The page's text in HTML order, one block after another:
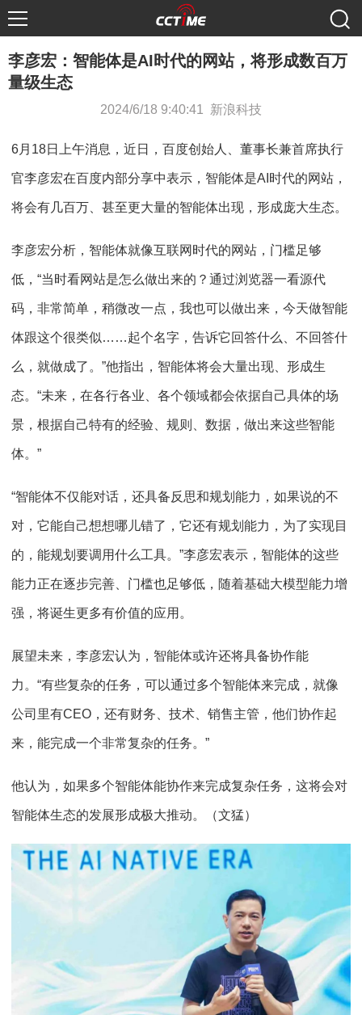
李彦宏：智能体是AI时代的网站，将形成数百万
量级生态
2024/6/18 9:40:41 新浪科技
6月18日上午消息，近日，百度创始人、董事长兼首席执行
官李彦宏在百度内部分享中表示，智能体是AI时代的网站，
将会有几百万、甚至更大量的智能体出现，形成庞大生态。
李彦宏分析，智能体就像互联网时代的网站，门槛足够
低，“当时看网站是怎么做出来的？通过浏览器一看源代
码，非常简单，稍微改一点，我也可以做出来，今天做智能
体跟这个很类似……起个名字，告诉它回答什么、不回答什
么，就做成了。”他指出，智能体将会大量出现、形成生
态。“未来，在各行各业、各个领域都会依据自己具体的场
景，根据自己特有的经验、规则、数据，做出来这些智能
体。”
“智能体不仅能对话，还具备反思和规划能力，如果说的不
对，它能自己想想哪儿错了，它还有规划能力，为了实现目
的，能规划要调用什么工具。”李彦宏表示，智能体的这些
能力正在逐步完善、门槛也足够低，随着基础大模型能力增
强，将诞生更多有价值的应用。
展望未来，李彦宏认为，智能体或许还将具备协作能
力。“有些复杂的任务，可以通过多个智能体来完成，就像
公司里有CEO，还有财务、技术、销售主管，他们协作起
来，能完成一个非常复杂的任务。”
他认为，如果多个智能体能协作来完成复杂任务，这将会对
智能体生态的发展形成极大推动。（文猛）